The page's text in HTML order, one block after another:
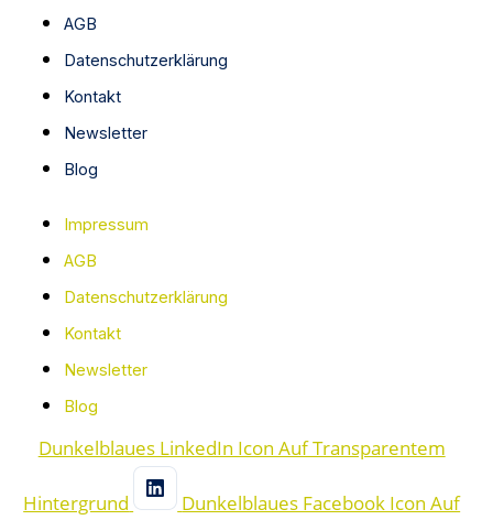
AGB
Datenschutzerklärung
Kontakt
Newsletter
Blog
Impressum
AGB
Datenschutzerklärung
Kontakt
Newsletter
Blog
Dunkelblaues LinkedIn Icon Auf Transparentem
Hintergrund Dunkelblaues Facebook Icon Auf